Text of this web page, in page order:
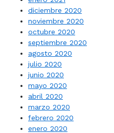
diciembre 2020
noviembre 2020
octubre 2020
septiembre 2020
agosto 2020
julio 2020
junio 2020
mayo 2020
abril 2020
marzo 2020
febrero 2020
enero 2020